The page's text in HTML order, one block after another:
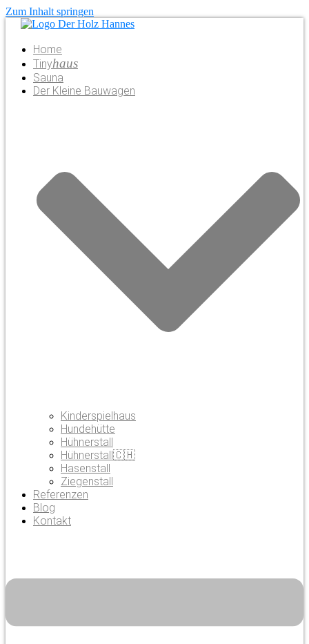
Zum Inhalt springen
Home
Tinyhaus
Sauna
Der Kleine Bauwagen
Kinderspielhaus
Hundehütte
Hühnerstall
Hühnerstall🇨🇭
Hasenstall
Ziegenstall
Referenzen
Blog
Kontakt